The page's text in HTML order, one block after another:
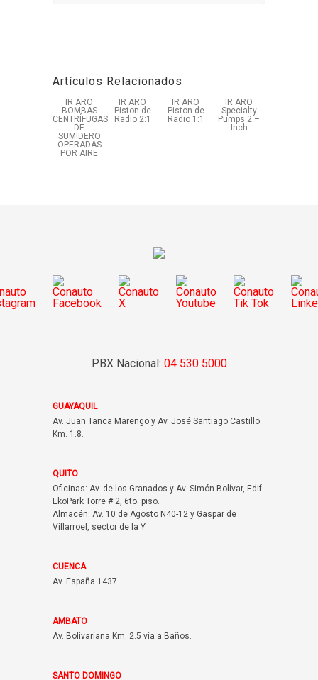
Artículos Relacionados
IR ARO
BOMBAS
CENTRÍFUGAS
DE
SUMIDERO
OPERADAS
POR AIRE
IR ARO
Piston de
Radio 2:1
IR ARO
Piston de
Radio 1:1
IR ARO
Specialty
Pumps 2 –
Inch
PBX Nacional: 04 530 5000
GUAYAQUIL
Av. Juan Tanca Marengo y Av. José Santiago Castillo
Km. 1.8.
QUITO
Oficinas: Av. de los Granados y Av. Simón Bolívar, Edif.
EkoPark Torre # 2, 6to. piso.
Almacén: Av. 10 de Agosto N40-12 y Gaspar de
Villarroel, sector de la Y.
CUENCA
Av. España 1437.
AMBATO
Av. Bolivariana Km. 2.5 vía a Baños.
SANTO DOMINGO